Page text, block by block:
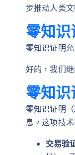
步推动人类
零知
零知识证明
好的，我们继
零知
零知识证明
息。这项技
交易验